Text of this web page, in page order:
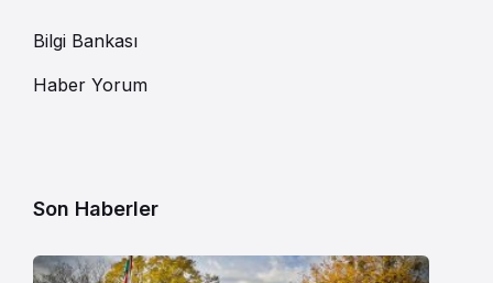
Bilgi Bankası
Haber Yorum
Son Haberler